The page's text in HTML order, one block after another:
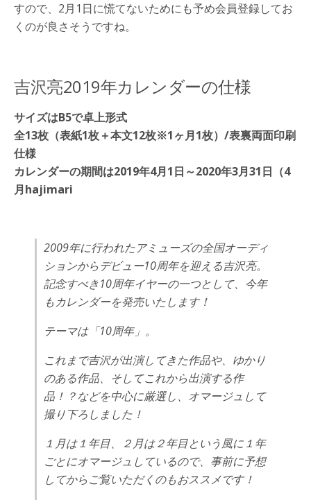
すので、2月1日に慌てないためにも予め会員登録してお
くのが良さそうですね。
吉沢亮2019年カレンダーの仕様
サイズはB5で卓上形式
全13枚（表紙1枚＋本文12枚※1ヶ月1枚）/表裏両面印刷
仕様
カレンダーの期間は2019年4月1日～2020年3月31日（4
月hajimari
2009年に行われたアミューズの全国オーディ
ションからデビュー10周年を迎える吉沢亮。
記念すべき10周年イヤーの一つとして、今年
もカレンダーを発売いたします！
テーマは「10周年」。
これまで吉沢が出演してきた作品や、ゆかり
のある作品、そしてこれから出演する作
品！？などを中心に厳選し、オマージュして
撮り下ろしました！
１月は１年目、２月は２年目という風に１年
ごとにオマージュしているので、事前に予想
してからご覧いただくのもおススメです！